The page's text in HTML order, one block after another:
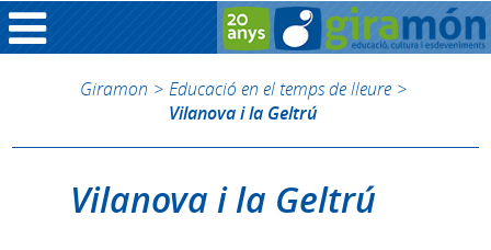
Giramon > Educació en el temps de lleure >
Vilanova i la Geltrú
Vilanova i la Geltrú